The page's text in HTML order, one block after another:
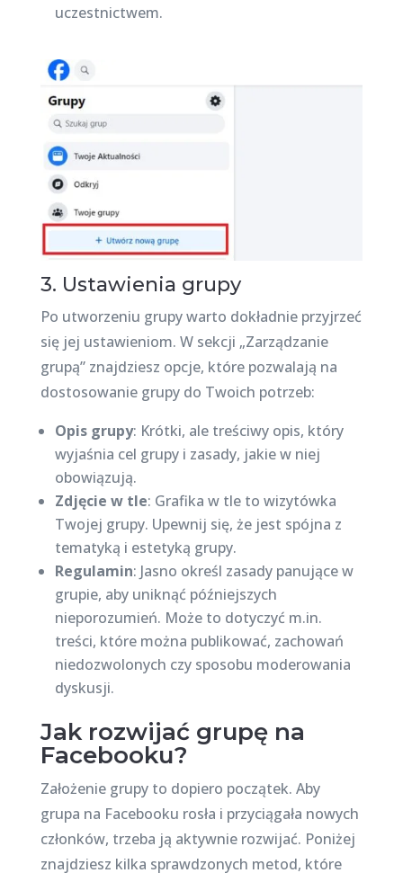
uczestnictwem.
3. Ustawienia grupy
Po utworzeniu grupy warto dokładnie przyjrzeć
się jej ustawieniom. W sekcji „Zarządzanie
grupą” znajdziesz opcje, które pozwalają na
dostosowanie grupy do Twoich potrzeb:
Opis grupy: Krótki, ale treściwy opis, który
wyjaśnia cel grupy i zasady, jakie w niej
obowiązują.
Zdjęcie w tle: Grafika w tle to wizytówka
Twojej grupy. Upewnij się, że jest spójna z
tematyką i estetyką grupy.
Regulamin: Jasno określ zasady panujące w
grupie, aby uniknąć późniejszych
nieporozumień. Może to dotyczyć m.in.
treści, które można publikować, zachowań
niedozwolonych czy sposobu moderowania
dyskusji.
Jak rozwijać grupę na
Facebooku?
Założenie grupy to dopiero początek. Aby
grupa na Facebooku rosła i przyciągała nowych
członków, trzeba ją aktywnie rozwijać. Poniżej
znajdziesz kilka sprawdzonych metod, które